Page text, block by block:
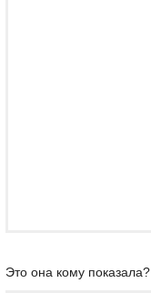
Это она кому показала?